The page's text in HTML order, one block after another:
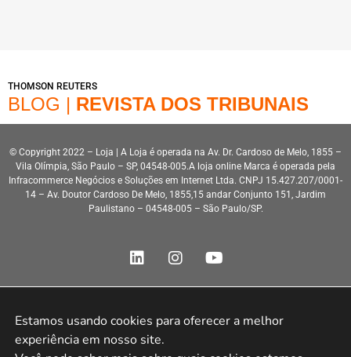
THOMSON REUTERS
BLOG | REVISTA DOS TRIBUNAIS
© Copyright 2022 – Loja | A Loja é operada na Av. Dr. Cardoso de Melo, 1855 –
Vila Olímpia, São Paulo – SP, 04548-005.A loja online Marca é operada pela
Infracommerce Negócios e Soluções em Internet Ltda. CNPJ 15.427.207/0001-
14 – Av. Doutor Cardoso De Melo, 1855,15 andar Conjunto 151, Jardim
Paulistano – 04548-005 – São Paulo/SP.
Estamos usando cookies para oferecer a melhor
experiência em nosso site.